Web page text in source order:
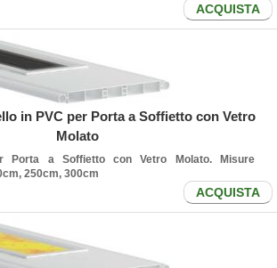
ACQUISTA
in PVC per Porta a Soffietto con Vetro
Molato
Porta a Soffietto con Vetro Molato. Misure
250cm, 300cm
ACQUISTA